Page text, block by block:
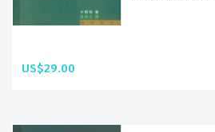
US$29.00